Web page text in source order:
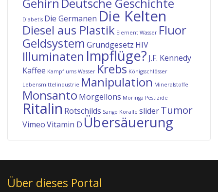
Diabetis Die Germanen Die Kelten
Diesel aus Plastik Element Wasser Fluor
Geldsystem Grundgesetz HIV
Illuminaten Impflüge? J.F. Kennedy
Kaffee Kampf ums Wasser Krebs Königsschlösser
Lebensmittelindustrie Manipulation Mineralstoffe
Monsanto Morgellons Moringa Pestizide
Ritalin Rotschilds Sango Koralle sliderTumor
VimeoVitamin D Übersäuerung
Über dieses Portal